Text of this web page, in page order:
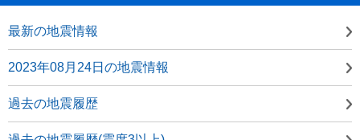
最新の地震情報
2023年08月24日の地震情報
過去の地震履歴